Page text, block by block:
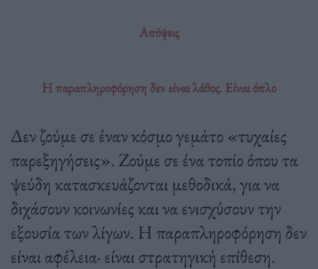
Απόψεις
Η παραπληροφόρηση δεν είναι λάθος. Eίναι όπλο
Δεν ζούμε σε έναν κόσμο γεμάτο «τυχαίες
παρεξηγήσεις». Ζούμε σε ένα τοπίο όπου τα
ψεύδη κατασκευάζονται μεθοδικά, για να
διχάσουν κοινωνίες και να ενισχύσουν την
εξουσία των λίγων. Η παραπληροφόρηση δεν
είναι αφέλεια· είναι στρατηγική επίθεση.